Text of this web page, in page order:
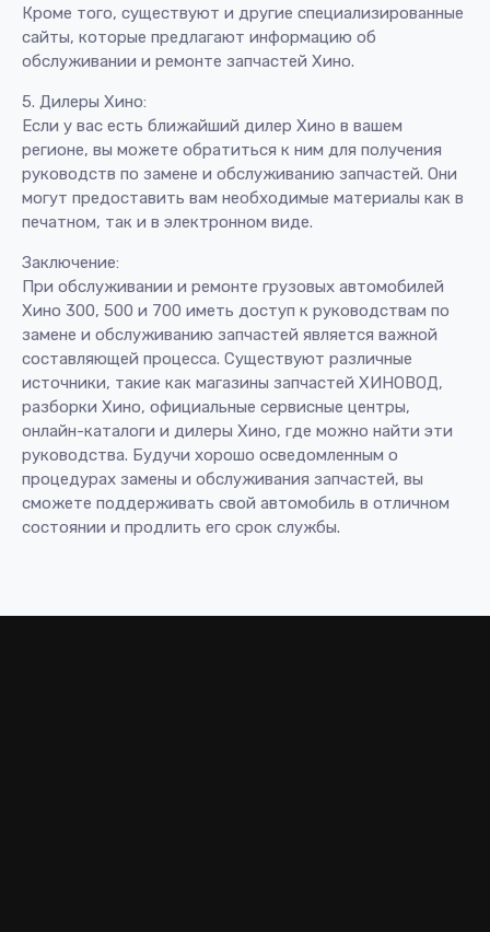
Кроме того, существуют и другие специализированные
сайты, которые предлагают информацию об
обслуживании и ремонте запчастей Хино.
5. Дилеры Хино:
Если у вас есть ближайший дилер Хино в вашем
регионе, вы можете обратиться к ним для получения
руководств по замене и обслуживанию запчастей. Они
могут предоставить вам необходимые материалы как в
печатном, так и в электронном виде.
Заключение:
При обслуживании и ремонте грузовых автомобилей
Хино 300, 500 и 700 иметь доступ к руководствам по
замене и обслуживанию запчастей является важной
составляющей процесса. Существуют различные
источники, такие как магазины запчастей ХИНОВОД,
разборки Хино, официальные сервисные центры,
онлайн-каталоги и дилеры Хино, где можно найти эти
руководства. Будучи хорошо осведомленным о
процедурах замены и обслуживания запчастей, вы
сможете поддерживать свой автомобиль в отличном
состоянии и продлить его срок службы.